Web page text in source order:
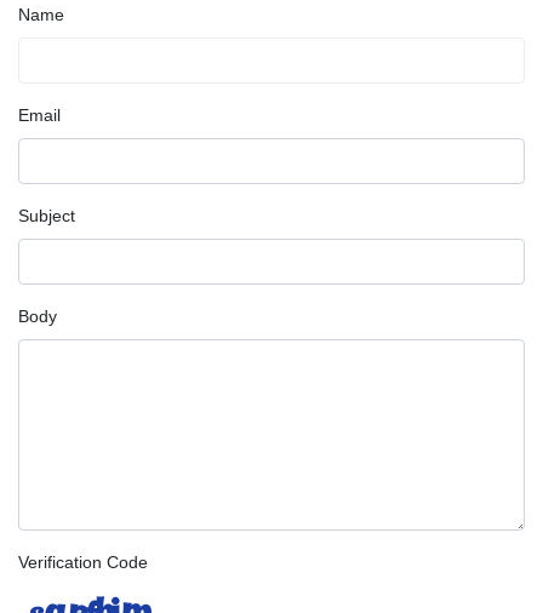
Name
Email
Subject
Body
Verification Code